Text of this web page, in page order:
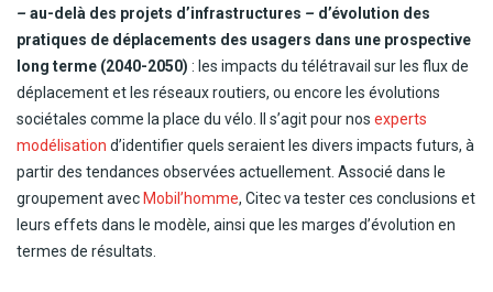
– au-delà des projets d’infrastructures – d’évolution des
pratiques de déplacements des usagers dans une prospective
long terme (2040-2050) : les impacts du télétravail sur les flux de
déplacement et les réseaux routiers, ou encore les évolutions
sociétales comme la place du vélo. Il s’agit pour nos experts
modélisation d’identifier quels seraient les divers impacts futurs, à
partir des tendances observées actuellement. Associé dans le
groupement avec Mobil’homme, Citec va tester ces conclusions et
leurs effets dans le modèle, ainsi que les marges d’évolution en
termes de résultats.